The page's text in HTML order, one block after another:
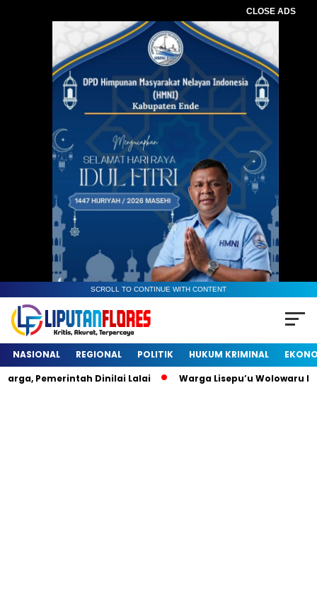
CLOSE ADS
SCROLL TO CONTINUE WITH CONTENT
NASIONAL REGIONAL POLITIK HUKUM KRIMINAL
Pemerintah Dinilai Lalai
Warga Lisepu’u Wolowaru